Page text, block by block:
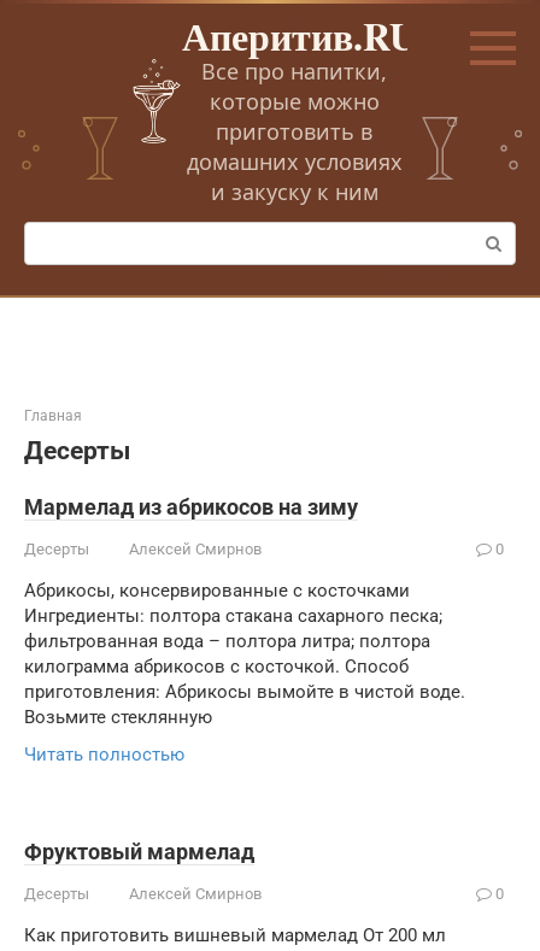
Перейти
Аперитив.RU
Все про напитки,
которые можно
приготовить в
домашних условиях
и закуску к ним
Поиск:
Главная
Десерты
Мармелад из абрикосов на зиму
Десерты Алексей Смирнов 0
Абрикосы, консервированные с косточками
Ингредиенты: полтора стакана сахарного песка;
фильтрованная вода – полтора литра; полтора
килограмма абрикосов с косточкой. Способ
приготовления: Абрикосы вымойте в чистой воде.
Возьмите стеклянную
Читать полностью
Фруктовый мармелад
Десерты Алексей Смирнов 0
Как приготовить вишневый мармелад От 200 мл